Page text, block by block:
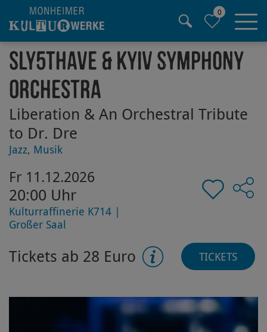
Hauptregion der Seite anspringen
0
Sly5thAve & Kyiv Symphony
Orchestra
Liberation & An Orchestral Tribute
to Dr. Dre
Jazz, Musik
Fr 11.12.2026
20:00 Uhr
Kulturraffinerie K714 |
Großer Saal
Tickets ab 28 Euro TICKETS